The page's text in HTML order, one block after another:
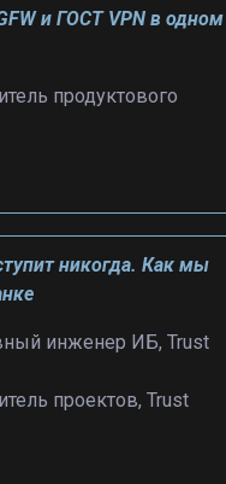
и ГОСТ VPN в одном
продуктового
никогда. Как мы
инженер ИБ, Trust
проектов, Trust